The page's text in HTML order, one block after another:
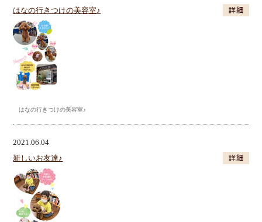
はなの行きつけの美容室♪
はなの行きつけの美容室♪
2021.06.04
新しいお友達♪